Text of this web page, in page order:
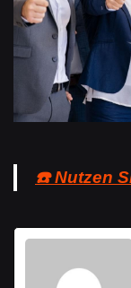
☎️ Nutzen